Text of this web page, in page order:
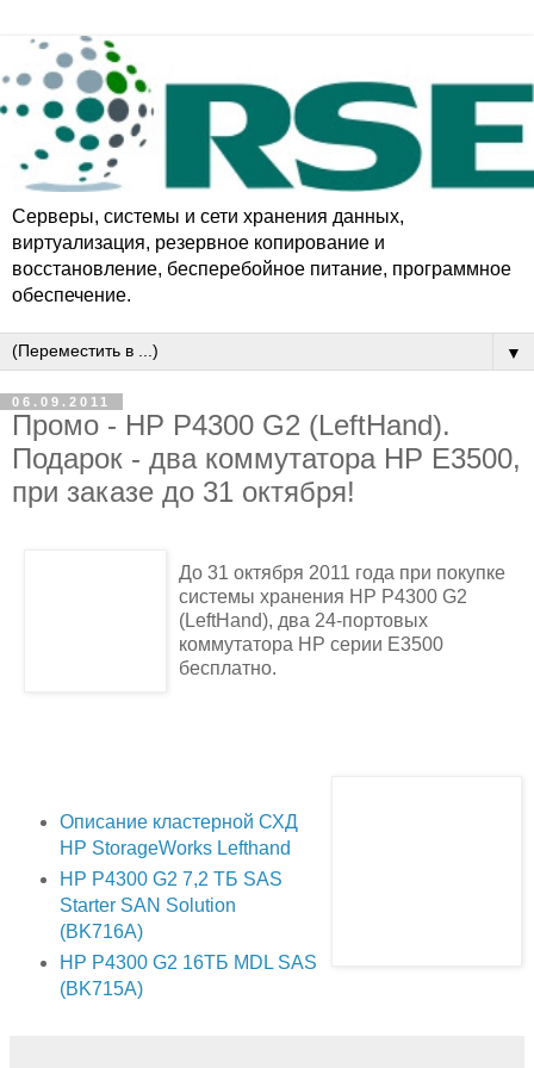
Серверы, системы и сети хранения данных,
виртуализация, резервное копирование и
восстановление, бесперебойное питаниe, программное
обеспечение.
▼
06.09.2011
Промо - HP P4300 G2 (LeftHand).
Подарок - два коммутатора HP E3500,
при заказе до 31 октября!
До 31 октября 2011 года при покупке
системы хранения HP P4300 G2
(LeftHand), два 24-портовых
коммутатора HP серии E3500
бесплатно.
Описание кластерной СХД
HP StorageWorks Lefthand
HP P4300 G2 7,2 ТБ SAS
Starter SAN Solution
(BK716A)
HP P4300 G2 16ТБ MDL SAS
(BK715A)